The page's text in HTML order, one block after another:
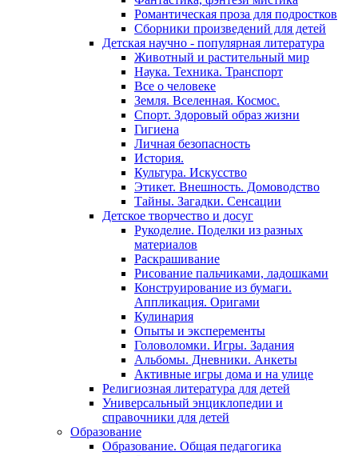
Романтическая проза для подростков
Сборники произведений для детей
Детская научно - популярная литература
Животный и растительный мир
Наука. Техника. Транспорт
Все о человеке
Земля. Вселенная. Космос.
Спорт. Здоровый образ жизни
Гигиена
Личная безопасность
История.
Культура. Искусство
Этикет. Внешность. Домоводство
Тайны. Загадки. Сенсации
Детское творчество и досуг
Рукоделие. Поделки из разных
материалов
Раскрашивание
Рисование пальчиками, ладошками
Конструирование из бумаги.
Аппликация. Оригами
Кулинария
Опыты и эксперементы
Головоломки. Игры. Задания
Альбомы. Дневники. Анкеты
Активные игры дома и на улице
Религиозная литература для детей
Универсальный энциклопедии и
справочники для детей
Образование
Образование. Общая педагогика